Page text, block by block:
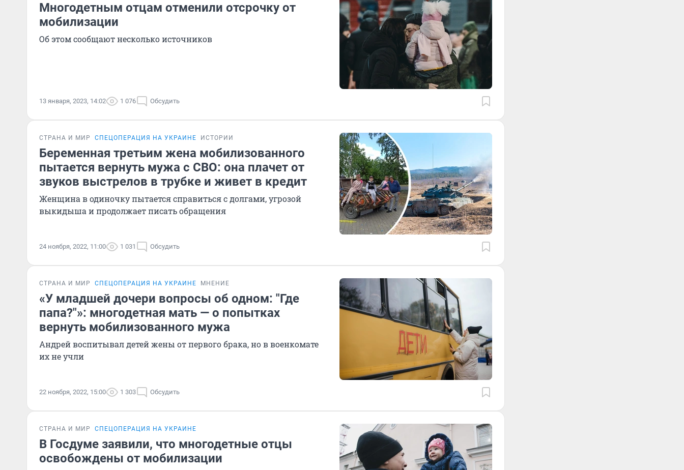
Многодетным отцам отменили отсрочку от
мобилизации
Об этом сообщают несколько источников
13 января, 2023, 14:02 1 076 Обсудить
СТРАНА И МИР СПЕЦОПЕРАЦИЯ НА УКРАИНЕ ИСТОРИИ
Беременная третьим жена мобилизованного
пытается вернуть мужа с СВО: она плачет от
звуков выстрелов в трубке и живет в кредит
Женщина в одиночку пытается справиться с долгами, угрозой
выкидыша и продолжает писать обращения
24 ноября, 2022, 11:00 1 031 Обсудить
СТРАНА И МИР СПЕЦОПЕРАЦИЯ НА УКРАИНЕ МНЕНИЕ
«У младшей дочери вопросы об одном: "Где
папа?"»: многодетная мать — о попытках
вернуть мобилизованного мужа
Андрей воспитывал детей жены от первого брака, но в военкомате
их не учли
22 ноября, 2022, 15:00 1 303 Обсудить
СТРАНА И МИР СПЕЦОПЕРАЦИЯ НА УКРАИНЕ
В Госдуме заявили, что многодетные отцы
освобождены от мобилизации